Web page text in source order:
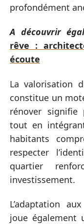
profondément
A découvrir
rêve :
écoute
La valorisation
constitue un
rénover signifie
tout en
habitants
respecter
quartier
investissement.
L’adaptation
joue également